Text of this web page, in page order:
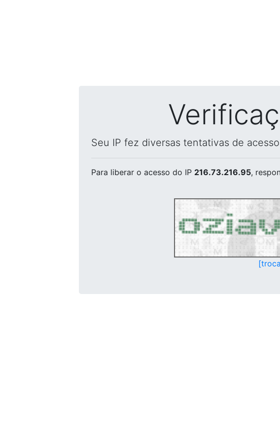
Seu IP fez diversas tentativas de
Para liberar o acesso do IP 216.73.216.95,